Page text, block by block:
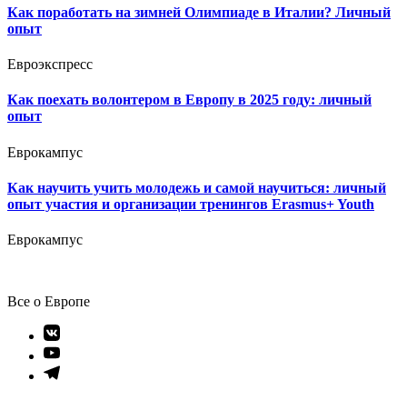
Как поработать на зимней Олимпиаде в Италии? Личный
опыт
Евроэкспресс
Как поехать волонтером в Европу в 2025 году: личный
опыт
Еврокампус
Как научить учить молодежь и самой научиться: личный
опыт участия и организации тренингов Erasmus+ Youth
Еврокампус
Все о Европе
Элемент
меню
Элемент
меню
Элемент